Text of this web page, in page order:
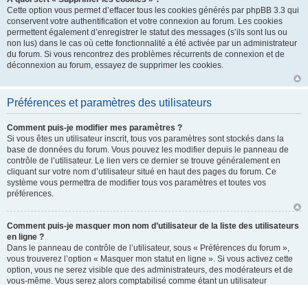
Cette option vous permet d’effacer tous les cookies générés par phpBB 3.3 qui
conservent votre authentification et votre connexion au forum. Les cookies
permettent également d’enregistrer le statut des messages (s’ils sont lus ou
non lus) dans le cas où cette fonctionnalité a été activée par un administrateur
du forum. Si vous rencontrez des problèmes récurrents de connexion et de
déconnexion au forum, essayez de supprimer les cookies.
Préférences et paramètres des utilisateurs
Comment puis-je modifier mes paramètres ?
Si vous êtes un utilisateur inscrit, tous vos paramètres sont stockés dans la
base de données du forum. Vous pouvez les modifier depuis le panneau de
contrôle de l’utilisateur. Le lien vers ce dernier se trouve généralement en
cliquant sur votre nom d’utilisateur situé en haut des pages du forum. Ce
système vous permettra de modifier tous vos paramètres et toutes vos
préférences.
Comment puis-je masquer mon nom d’utilisateur de la liste des utilisateurs
en ligne ?
Dans le panneau de contrôle de l’utilisateur, sous « Préférences du forum »,
vous trouverez l’option « Masquer mon statut en ligne ». Si vous activez cette
option, vous ne serez visible que des administrateurs, des modérateurs et de
vous-même. Vous serez alors comptabilisé comme étant un utilisateur